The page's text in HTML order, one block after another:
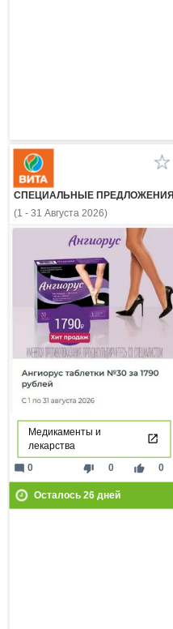
СПЕЦИАЛЬНЫЕ ПРЕДЛОЖЕНИЯ
(1 - 31 Августа 2026)
Медикаменты и
лекарства
thumb_down 0 thumb_up 0
mode_comment 0
Осталось 26дней